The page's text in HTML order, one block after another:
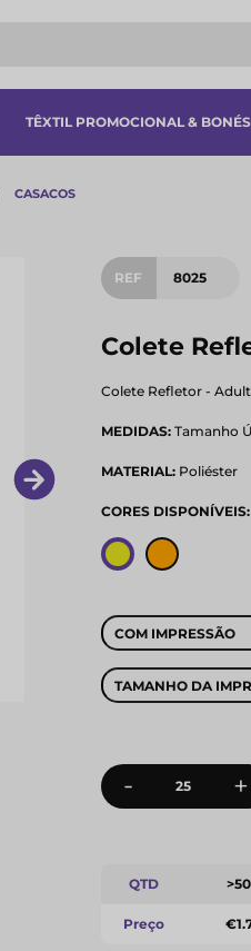
TÊXTIL PROMOCIONAL & BONÉS
CASACOS
REF 8025
Colete
Colete Refletor -
MEDIDAS:Tamanho
MATERIAL:Poliéster
CORES DISPONÍVEIS:
COM IMPRESSÃO
TAMANHO DA
- +
QTD >50
Preço